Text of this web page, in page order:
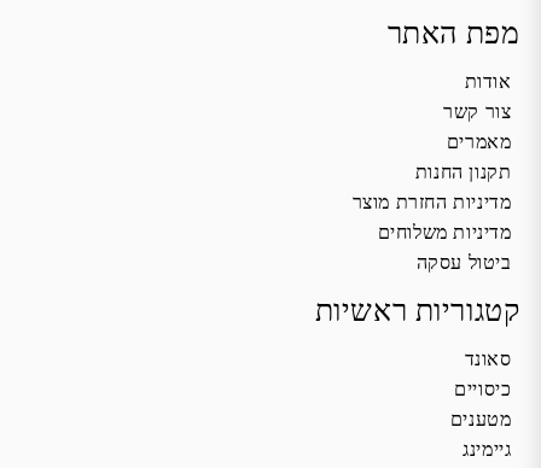
מפת האתר
אודות
צור קשר
מאמרים
תקנון החנות
מדיניות החזרת מוצר
מדיניות משלוחים
ביטול עסקה
קטגוריות ראשיות
סאונד
כיסויים
מטענים
גיימינג